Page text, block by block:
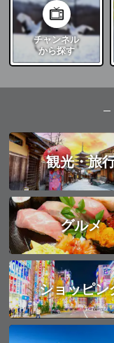
チャンネル
から探す
観光・旅
グルメ
ショッピン